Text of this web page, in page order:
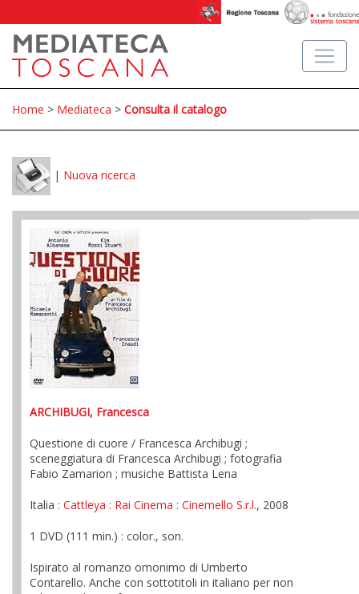
Home > Mediateca > Consulta il catalogo
| Nuova ricerca
ARCHIBUGI, Francesca
Questione di cuore / Francesca Archibugi ;
sceneggiatura di Francesca Archibugi ; fotografia
Fabio Zamarion ; musiche Battista Lena
Italia : Cattleya : Rai Cinema : Cinemello S.r.l., 2008
1 DVD (111 min.) : color., son.
Ispirato al romanzo omonimo di Umberto
Contarello. Anche con sottotitoli in italiano per non